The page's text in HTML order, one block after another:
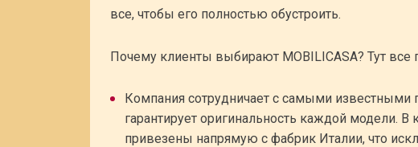
все, чтобы его полностью обустроить.
Почему клиенты выбирают MOBILICASA? Тут все
Компания сотрудничает с самыми известными
гарантирует оригинальность каждой модели.
привезены напрямую с фабрик Италии, что